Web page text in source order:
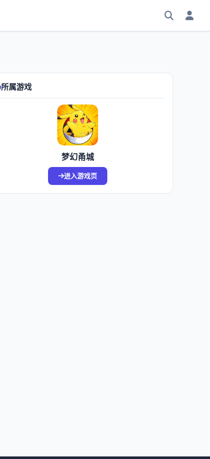
所属游戏
梦幻甬城
进入游戏页